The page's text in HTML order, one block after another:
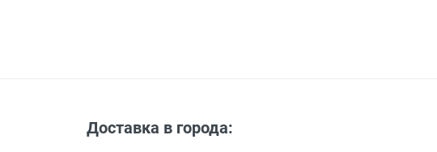
Доставка в города: